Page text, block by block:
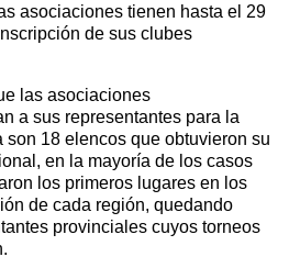
asociaciones tienen hasta el 29
de sus clubes
las asociaciones
a sus representantes para la
son 18 elencos que obtuvieron su
en la mayoría de los casos
los primeros lugares en los
de cada región, quedando
provinciales cuyos torneos